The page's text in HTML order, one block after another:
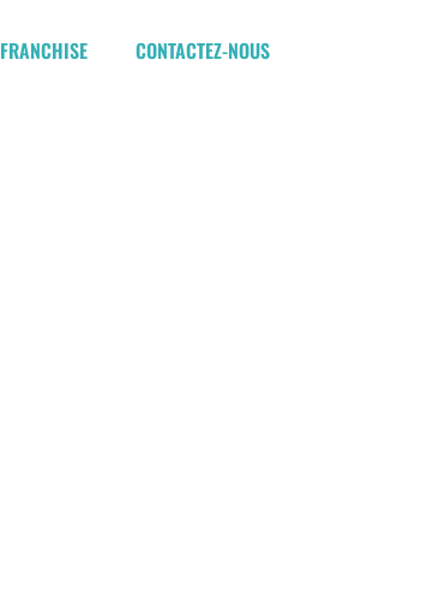
FRANCHISE CONTACTEZ-NOUS